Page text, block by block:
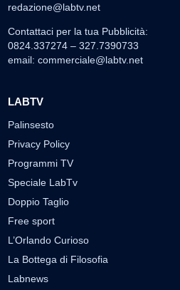
redazione@labtv.net
Contattaci per la tua Pubblicità:
0824.337274 – 327.7390733
email: commerciale@labtv.net
LABTV
Palinsesto
Privacy Policy
Programmi TV
Speciale LabTv
Doppio Taglio
Free sport
L’Orlando Curioso
La Bottega di Filosofia
Labnews